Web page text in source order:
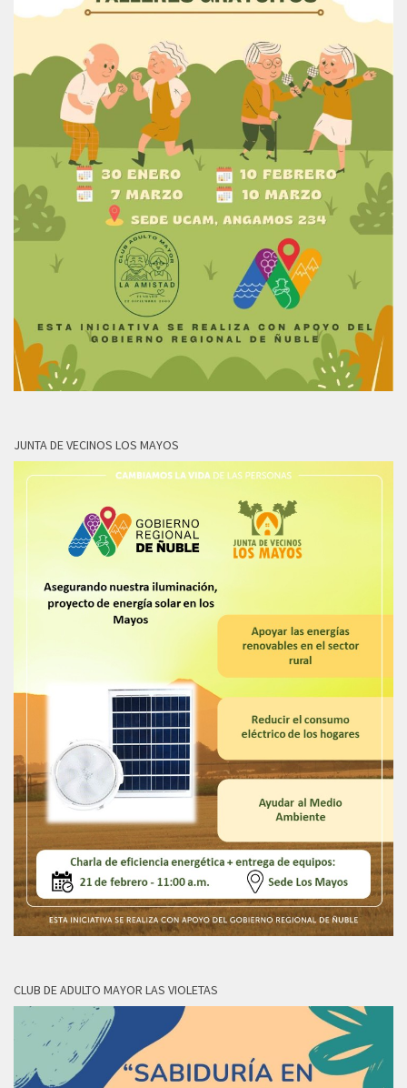
JUNTA DE VECINOS LOS MAYOS
CLUB DE ADULTO MAYOR LAS VIOLETAS